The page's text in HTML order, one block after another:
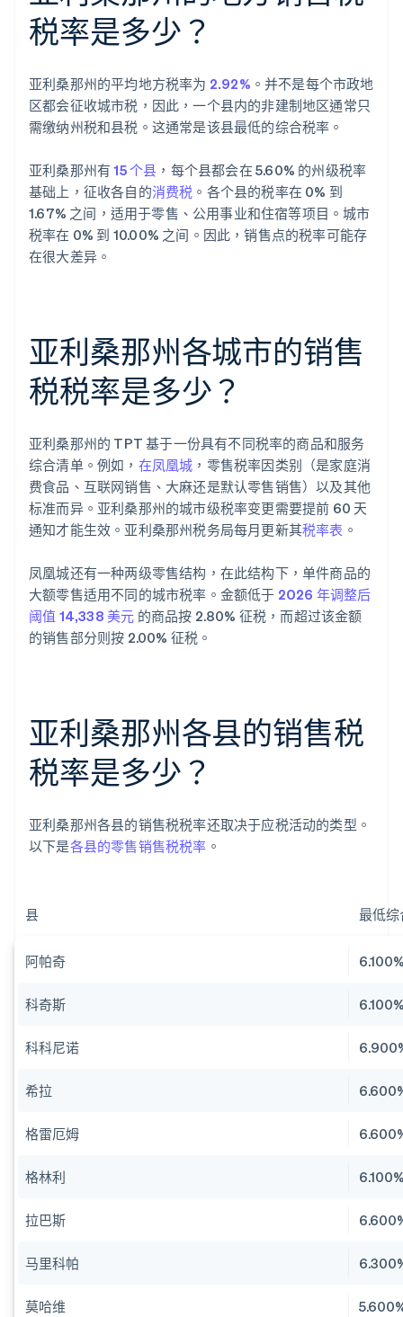
税率是多少？
亚利桑那州的平均地方税率为 2.92% 。并不是每个市政地
区都会征收城市税，因此，一个县内的非建制地区通常只
需缴纳州税和县税。这通常是该县最低的综合税率。
亚利桑那州有15 个县 ，每个县都会在 5.60% 的州级税率
基础上，征收各自的消费税 。各个县的税率在 0% 到
1.67% 之间，适用于零售、公用事业和住宿等项目。城市
税率在 0% 到 10.00% 之间。因此，销售点的税率可能存
在很大差异。
亚利桑那州各城市的销售
税税率是多少？
亚利桑那州的 TPT 基于一份具有不同税率的商品和服务
综合清单。例如， 在凤凰城 ，零售税率因类别（是家庭消
费食品、互联网销售、大麻还是默认零售销售）以及其他
标准而异。亚利桑那州的城市级税率变更需要提前 60 天
通知才能生效。亚利桑那州税务局每月更新其税率表 。
凤凰城还有一种两级零售结构，在此结构下，单件商品的
大额零售适用不同的城市税率。金额低于 2026 年调整后
阈值 14,338 美元 的商品按 2.80% 征税，而超过该金额
的销售部分则按 2.00% 征税。
亚利桑那州各县的销售税
税率是多少？
亚利桑那州各县的销售税税率还取决于应税活动的类型。
以下是各县的零售销售税税率 。
县 最低
阿帕奇
科奇斯
科科尼诺
希拉
格雷厄姆
格林利
拉巴斯
马里科帕
莫哈维